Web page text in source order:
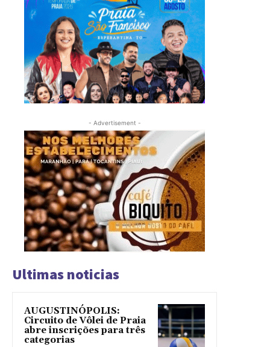
- Advertisement -
Ultimas noticias
AUGUSTINÓPOLIS:
Circuito de Vôlei de Praia
abre inscrições para três
categorias